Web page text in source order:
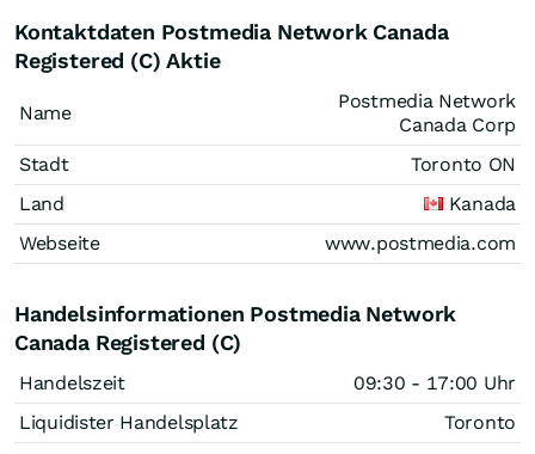
Kontaktdaten Postmedia Network Canada
Registered (C) Aktie
Name
Postmedia Network
Canada Corp
Stadt
Toronto ON
Land
Kanada
Webseite
www.postmedia.com
Handelsinformationen Postmedia Network
Canada Registered (C)
Handelszeit
09:30 - 17:00 Uhr
Liquidister Handelsplatz
Toronto